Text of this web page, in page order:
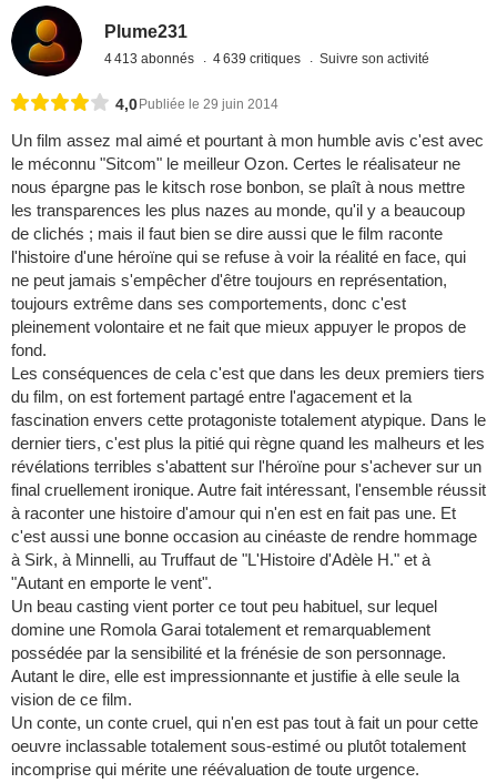
Plume231
4 413 abonnés 4 639 critiques Suivre son activité
4,0 Publiée le 29 juin 2014
Un film assez mal aimé et pourtant à mon humble avis c'est avec
le méconnu "Sitcom" le meilleur Ozon. Certes le réalisateur ne
nous épargne pas le kitsch rose bonbon, se plaît à nous mettre
les transparences les plus nazes au monde, qu'il y a beaucoup
de clichés ; mais il faut bien se dire aussi que le film raconte
l'histoire d'une héroïne qui se refuse à voir la réalité en face, qui
ne peut jamais s'empêcher d'être toujours en représentation,
toujours extrême dans ses comportements, donc c'est
pleinement volontaire et ne fait que mieux appuyer le propos de
fond.
Les conséquences de cela c'est que dans les deux premiers tiers
du film, on est fortement partagé entre l'agacement et la
fascination envers cette protagoniste totalement atypique. Dans le
dernier tiers, c'est plus la pitié qui règne quand les malheurs et les
révélations terribles s'abattent sur l'héroïne pour s'achever sur un
final cruellement ironique. Autre fait intéressant, l'ensemble réussit
à raconter une histoire d'amour qui n'en est en fait pas une. Et
c'est aussi une bonne occasion au cinéaste de rendre hommage
à Sirk, à Minnelli, au Truffaut de "L'Histoire d'Adèle H." et à
"Autant en emporte le vent".
Un beau casting vient porter ce tout peu habituel, sur lequel
domine une Romola Garai totalement et remarquablement
possédée par la sensibilité et la frénésie de son personnage.
Autant le dire, elle est impressionnante et justifie à elle seule la
vision de ce film.
Un conte, un conte cruel, qui n'en est pas tout à fait un pour cette
oeuvre inclassable totalement sous-estimé ou plutôt totalement
incomprise qui mérite une réévaluation de toute urgence.